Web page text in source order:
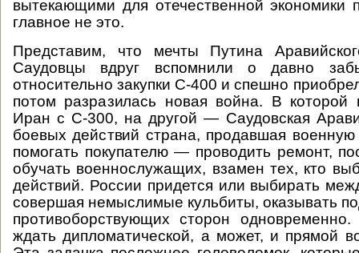
вытекающими для отечественной экономики
главное не это.
Представим, что мечты Путина
Саудовцы вдруг вспомнили о давно
относительно закупки С-400 и спешно
потом разразилась новая война. В которой
Иран с С-300, на другой — Саудовская
боевых действий страна, продавшая военную
помогать покупателю — проводить ремонт,
обучать военнослужащих, взамен тех, кто
действий. России придется или выбирать
совершая немыслимые кульбиты, оказывать
противоборствующих сторон
ждать дипломатической, а может, и прямой